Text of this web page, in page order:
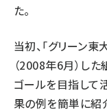
た。
当初、「グリーン
（2008年6月）した
ゴールを目指して
果の例を簡単に紹